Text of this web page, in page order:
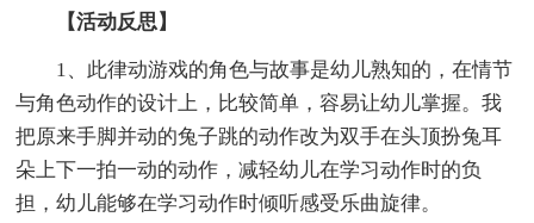
【活动反思】
1、此律动游戏的角色与故事是幼儿熟知的，在情节
与角色动作的设计上，比较简单，容易让幼儿掌握。我
把原来手脚并动的兔子跳的动作改为双手在头顶扮兔耳
朵上下一拍一动的动作，减轻幼儿在学习动作时的负
担，幼儿能够在学习动作时倾听感受乐曲旋律。